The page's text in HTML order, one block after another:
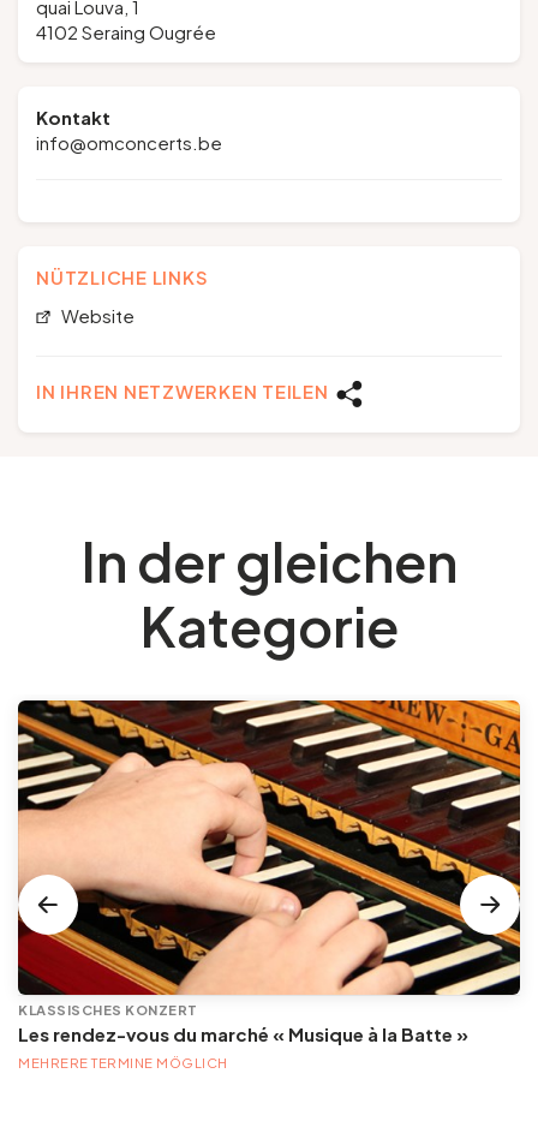
quai Louva, 1
4102 Seraing Ougrée
Kontakt
info@omconcerts.be
NÜTZLICHE LINKS
Website
IN IHREN NETZWERKEN TEILEN
In der gleichen
Kategorie
KLASSISCHES KONZERT
Les rendez-vous du marché « Musique à la Batte »
MEHRERE TERMINE MÖGLICH